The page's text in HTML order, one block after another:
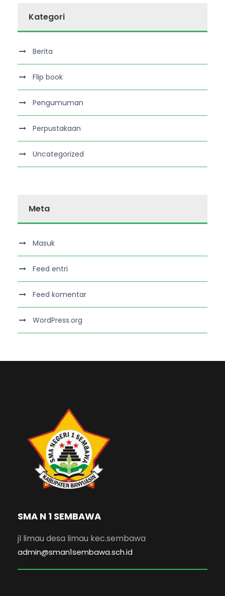
Kategori
Berita
Flip book
Pengumuman
Perpustakaan
Uncategorized
Meta
Masuk
Feed entri
Feed komentar
WordPress.org
SMA N 1 SEMBAWA
jl limau desa limau kec.sembawa
admin@sman1sembawa.sch.id